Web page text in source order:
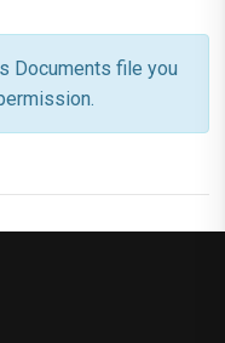
Documents file you